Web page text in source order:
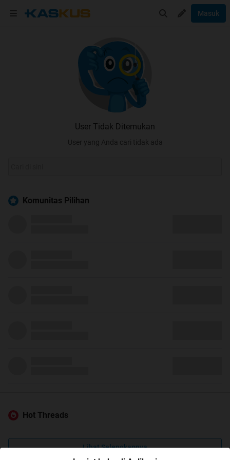
Masuk
User Tidak Ditemukan
User yang Anda cari tidak ada
Komunitas Pilihan
Hot Threads
Lihat Selengkapnya